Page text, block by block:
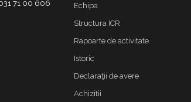
71 00 606
Echipa
Structura ICR
Rapoarte de activitate
Istoric
Declaraţii de avere
Achizitii